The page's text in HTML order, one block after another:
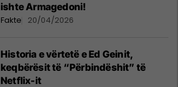
ishte Armagedoni!
Fakte 20/04/2026
Historia e vërtetë e Ed Geinit,
keqbërësit të “Përbindëshit” të
Netflix-it